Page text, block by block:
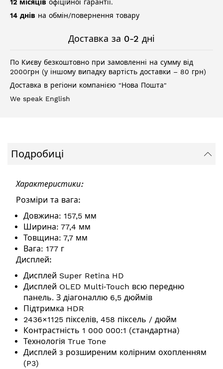
12 місяців офіційної гарантії.
14 днів на обмін/повернення товару
Доставка за 0-2 дні
По Києву безкоштовно при замовленні на сумму від
2000грн (у іншому випадку вартість доставки – 80 грн)
Доставка в регіони компанією "Нова Пошта"
We speak English
Подробиці
Характеристики:
Розміри та вага:
Довжина: 157,5 мм
Ширина: 77,4 мм
Товщина: 7,7 мм
Вага: 177 г
Дисплей:
Дисплей Super Retina HD
Дисплей OLED Multi‑Touch всю передню
панель. З діагоналлю 6,5 дюймів
Підтримка HDR
2436×1125 пікселів, 458 піксель / дюйм
Контрастність 1 000 000:1 (стандартна)
Технологія True Tone
Дисплей з розширеним колірним охопленням
(P3)